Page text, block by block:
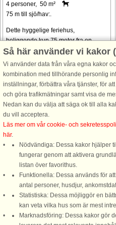
4 personer, 50 m²
75 m till sjö/hav:.
Dette hyggelige feriehus,
beliggende kun 75 meter fra en
børnevenlig strand, er ideel til små
familier, par eller kæledyrsejere. Det
tilbyder et soveværelse i hovedhuset
og et andet i et separat anneks. ...
från 9.070 SEK
Sealla stugor i området .
DanCenter A/S - Kronprinsensgade
Tel.: +45 70 13 00 00 - Fax.: +45 70
Bank-giro nr. 5209-
Så här använder vi kakor
Vi använder data från våra egna kakor
kombination med tillhörande personlig
inställningar, förbättra våra tjänster, för
och göra trafikmätningar samt visa de
Nedan kan du välja att säga ok till alla
du vill acceptera.
Läs mer om vår cookie- och
här.
Nödvändiga: Dessa kakor hjälper
fungerar genom att aktivera
listan över favorithus.
Funktionella: Dessa används för
antal personer, husdjur,
Statistiska: Dessa möjliggör en
kan veta vilka hus som är mest
Marknadsföring: Dessa kakor gör